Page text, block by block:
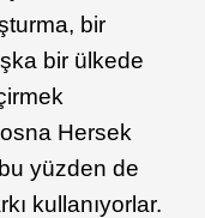
bir
bir ülkede
Hersek
yüzden de
kullanıyorlar.